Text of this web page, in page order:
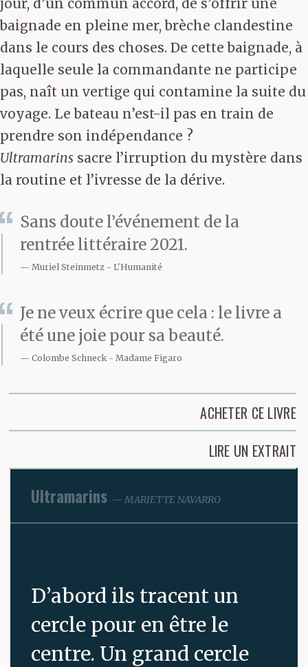
jour, d’un commun accord, de s’offrir une
baignade en pleine mer, brèche clandestine
dans le cours des choses. De cette baignade, à
laquelle seule la commandante ne participe
pas, naît un vertige qui contamine la suite du
voyage. Le bateau n’est-il pas en train de
prendre son indépendance ?
Ultramarins sacre l’irruption du mystère dans
la routine et l’ivresse de la dérive.
Sans doute l’événement de la
rentrée littéraire 2021.
Muriel Steinmetz L'Humanité
Je ne veux écrire que cela : le livre a
été une joie pour sa beauté.
Colombe Schneck Madame Figaro
ACHETER CE LIVRE
LIRE UN EXTRAIT
Ultramarins MARIETTE NAVARRO
D’abord ils tracent un
cercle pour en être le
centre. Un grand cercle